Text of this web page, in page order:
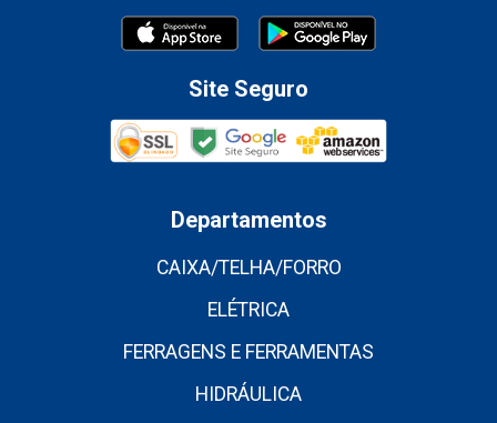
Site Seguro
Departamentos
CAIXA/TELHA/FORRO
ELÉTRICA
FERRAGENS E FERRAMENTAS
HIDRÁULICA